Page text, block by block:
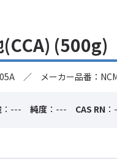
(500g)
／ メーカー品番：
：--- 純度 ：--- CAS RN